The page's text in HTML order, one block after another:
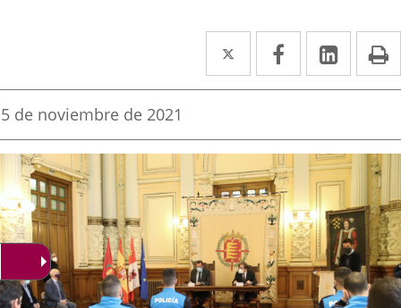
Twitter
Enlace
a
aplicación
externa.
Facebook
Enlace
a
aplicación
externa.
Enlace
a
Fecha
la
noticia
5 de noviembre de 2021